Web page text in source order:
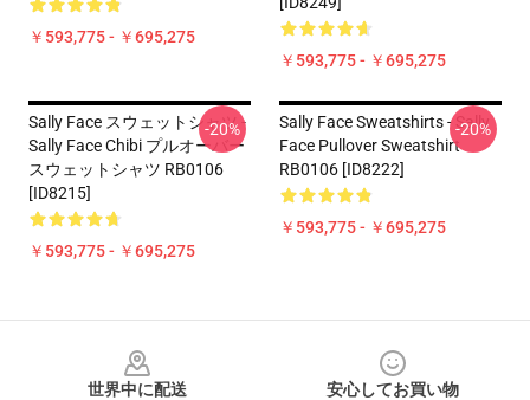
￥593,775 - ￥695,275
￥593,775 - ￥695,275
Sally Face スウェットシャツ -
Sally Face Chibi プルオーバー
スウェットシャツ RB0106
[ID8215]
￥593,775 - ￥695,275
-20%
Sally Face Sweatshirts - Sally
Face Pullover Sweatshirt
RB0106 [ID8222]
￥593,775 - ￥695,275
-20%
世界中に配送
安心してお買い物